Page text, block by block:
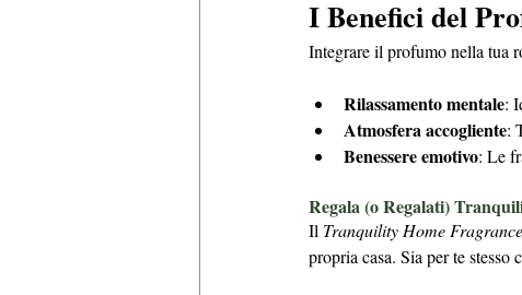
I Benefici del
Integrare il profumo nella tua
Rilassamento mentale:
Atmosfera accogliente:
Benessere emotivo: Le
Regala (o Regalati)
Il Tranquility Home Fragrance
propria casa. Sia per te stesso